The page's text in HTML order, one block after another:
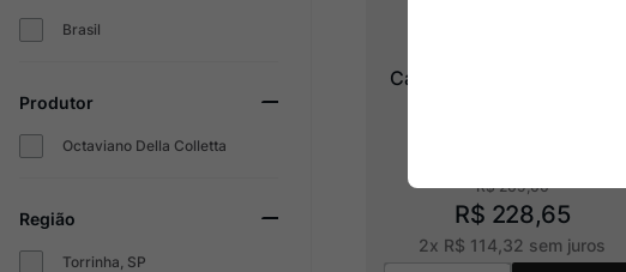
Brasil
Produtor
Octaviano Della Colletta
Região
Torrinha, SP
Cachaça Cê Double Wood
R$ 269,00
R$ 228,65
2x R$ 114 32 sem juros